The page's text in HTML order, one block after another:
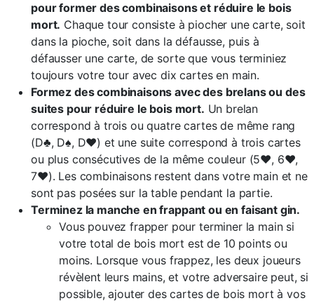
pour former des combinaisons et réduire le bois
mort. Chaque tour consiste à piocher une carte, soit
dans la pioche, soit dans la défausse, puis à
défausser une carte, de sorte que vous terminiez
toujours votre tour avec dix cartes en main.
Formez des combinaisons avec des brelans ou des
suites pour réduire le bois mort. Un brelan
correspond à trois ou quatre cartes de même rang
(D♣, D♠, D♥) et une suite correspond à trois cartes
ou plus consécutives de la même couleur (5♥, 6♥,
7♥). Les combinaisons restent dans votre main et ne
sont pas posées sur la table pendant la partie.
Terminez la manche en frappant ou en faisant gin.
Vous pouvez frapper pour terminer la main si
votre total de bois mort est de 10 points ou
moins. Lorsque vous frappez, les deux joueurs
révèlent leurs mains, et votre adversaire peut, si
possible, ajouter des cartes de bois mort à vos